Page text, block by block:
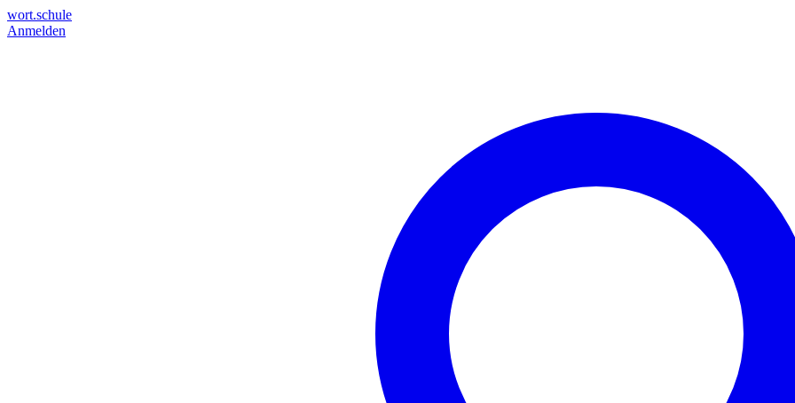
wort.schule
Anmelden